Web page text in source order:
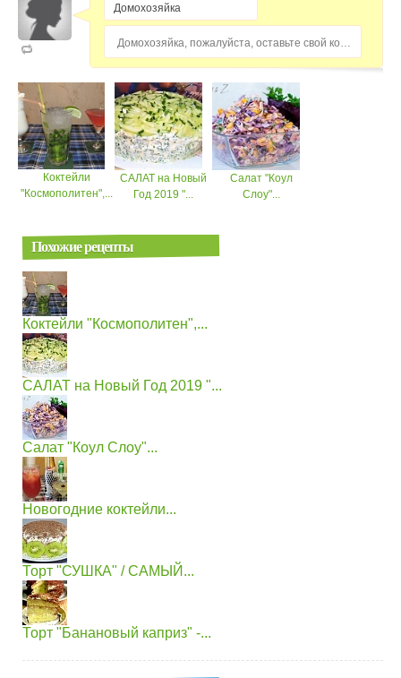
Домохозяйка, пожалуйста, оставьте свой комментарий...
Коктейли
"Космополитен",...
САЛАТ на Новый
Год 2019 "...
Салат "Коул
Слоу"...
Похожие рецепты
Коктейли "Космополитен",...
САЛАТ на Новый Год 2019 "...
Салат "Коул Слоу"...
Новогодние коктейли...
Торт "СУШКА" / САМЫЙ...
Торт "Банановый каприз" -...